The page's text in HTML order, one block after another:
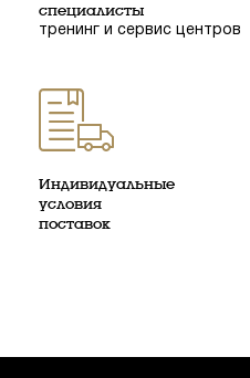
специалисты
тренинг и сервис центров
Индивидуальные
условия
поставок